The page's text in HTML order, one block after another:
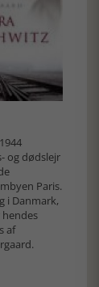
og dødslejr
Paris.
i Danmark,
af